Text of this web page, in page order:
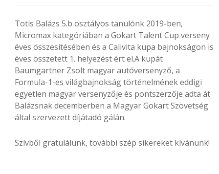
Totis Balázs 5.b osztályos tanulónk 2019-ben,
Micromax kategóriában a Gokart Talent Cup verseny
éves összesítésében és a Calivita kupa bajnokságon is
éves összetett 1. helyezést ért el.A kupát
Baumgartner Zsolt magyar autóversenyző, a
Formula-1-es világbajnokság történelmének eddigi
egyetlen magyar versenyzője és pontszerzője adta át
Balázsnak decemberben a Magyar Gokart Szövetség
által szervezett díjátadó gálán.
Szívből gratulálunk, további szép sikereket kívánunk!